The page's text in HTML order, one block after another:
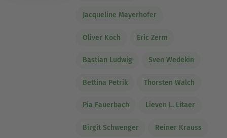
Jacqueline Mayerhofer
Oliver Koch Eric Zerm
Bastian Ludwig Sven Wedekin
Bettina Petrik Thorsten Walch
Pia Fauerbach Lieven L. Litaer
Birgit Schwenger Reiner Krauss